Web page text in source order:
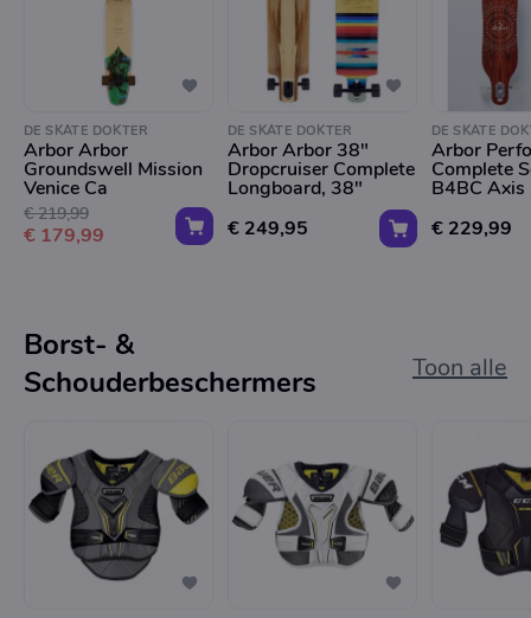
DE SKATE DOKTER
Arbor Arbor
Groundswell Mission
Venice Ca
€ 219,99
€ 179,99
DE SKATE DOKTER
Arbor Arbor 38"
Dropcruiser Complete
Longboard, 38"
€ 249,95
DE SKATE
Arbor
Complete
B4BC Axis
€ 229,99
Borst- &
Schouderbeschermers
Toon alle